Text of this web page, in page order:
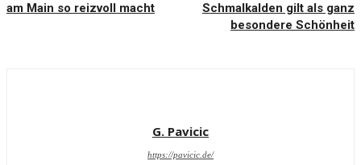
am Main so reizvoll macht
Schmalkalden gilt als ganz
besondere Schönheit
G. Pavicic
https://pavicic.de/